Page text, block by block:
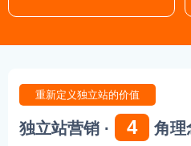
重新定义独立站的价值
独立站营销 · 4 角理